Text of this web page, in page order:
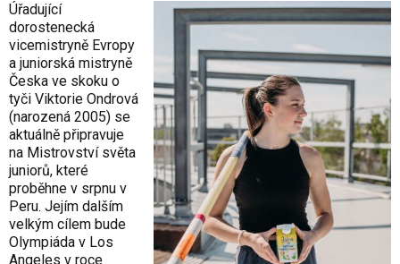
Úřadující
dorostenecká
vicemistryně Evropy
a juniorská mistryně
Česka ve skoku o
tyči Viktorie Ondrová
(narozená 2005) se
aktuálně připravuje
na Mistrovství světa
juniorů, které
proběhne v srpnu v
Peru. Jejím dalším
velkým cílem bude
Olympiáda v Los
Angeles v roce